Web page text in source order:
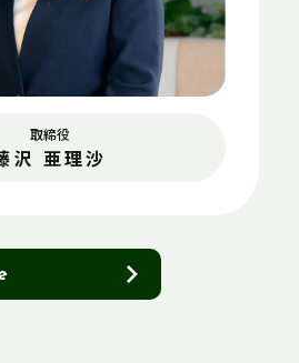
取締役
沢 亜理沙